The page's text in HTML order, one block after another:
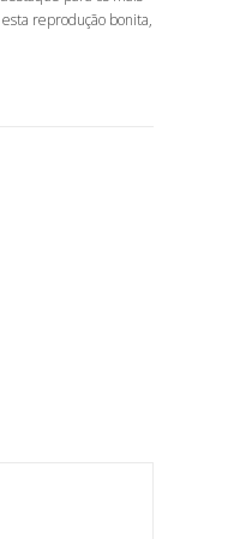
reprodução bonita,